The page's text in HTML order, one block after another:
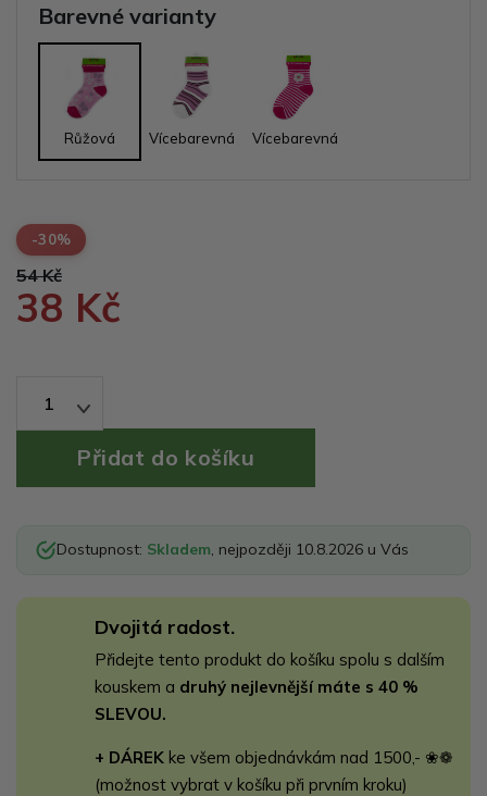
Barevné varianty
Růžová Vícebarevná Vícebarevná
-30%
54 Kč
38 Kč
1
Dostupnost: Skladem, nejpozději 10.8.2026 u Vás
Dvojitá radost.
Přidejte tento produkt do košíku spolu s dalším
kouskem a druhý nejlevnější máte s 40 %
SLEVOU.
+ DÁREK ke všem objednávkám nad 1500,- ❀❁
(možnost vybrat v košíku při prvním kroku)